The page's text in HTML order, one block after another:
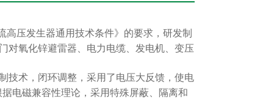
高压发生器通用技术条件》的要求，研发制
对氧化锌避雷器、电力电缆、发电机、变压
技术，闭环调整，采用了电压大反馈，使电
电磁兼容性理论，采用特殊屏蔽、隔离和